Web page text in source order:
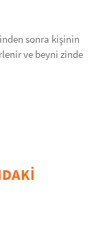
sonra kişinin
ve beyni zinde